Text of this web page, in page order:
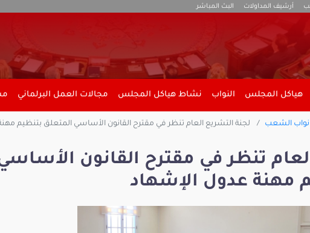
أرشيف المداولات البث المباشر
هياكل المجلس النواب نشاط هياكل المجلس مجالات العمل البرلماني
الشعب لجنة التشريع العام تنظر في مقترح القانون الأساسي المتعلق بتنظيم
تنظر في مقترح القانون
مهنة عدول الإشهاد